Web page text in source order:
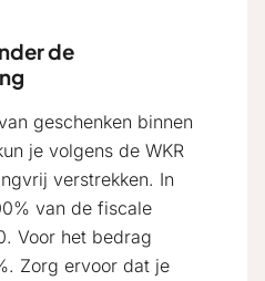
de
geschenken binnen
je volgens de WKR
verstrekken. In
van de fiscale
Voor het bedrag
Zorg ervoor dat je